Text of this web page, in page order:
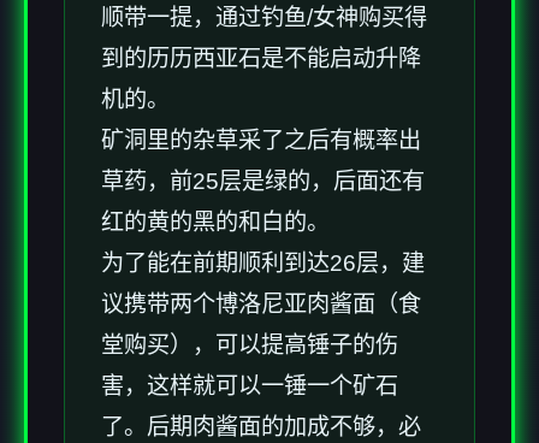
顺带一提，通过钓鱼/女神购买得
到的历历西亚石是不能启动升降
机的。
矿洞里的杂草采了之后有概率出
草药，前25层是绿的，后面还有
红的黄的黑的和白的。
为了能在前期顺利到达26层，建
议携带两个博洛尼亚肉酱面（食
堂购买），可以提高锤子的伤
害，这样就可以一锤一个矿石
了。后期肉酱面的加成不够，必